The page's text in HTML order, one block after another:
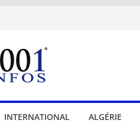
INTERNATIONAL ALGÉRIE